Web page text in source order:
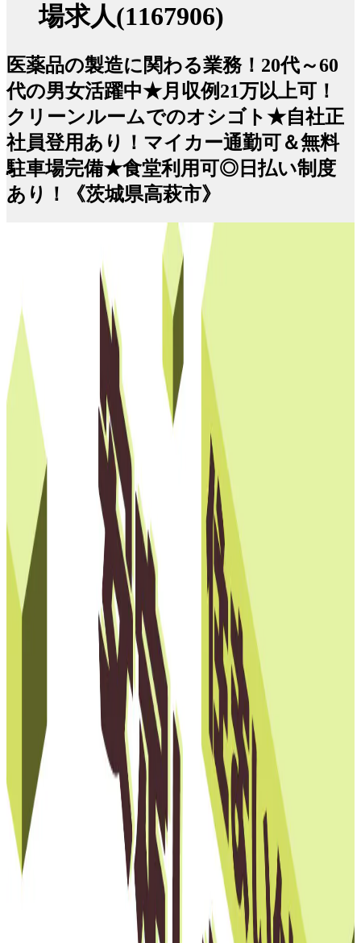
場求人(1167906)
医薬品の製造に関わる業務！20代～60
代の男女活躍中★月収例21万以上可！
クリーンルームでのオシゴト★自社正
社員登用あり！マイカー通勤可＆無料
駐車場完備★食堂利用可◎日払い制度
あり！《茨城県高萩市》